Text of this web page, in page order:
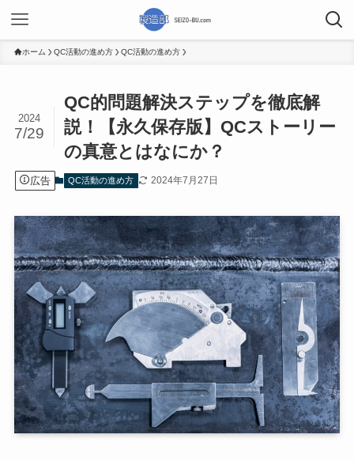
ホーム QC活動の進め方 QC活動の進め方
QC的問題解決ステップを徹底解
説！【永久保存版】QCストーリー
の真意とはなにか？
2024
7/29
広告 QC活動の進め方 2024年7月27日